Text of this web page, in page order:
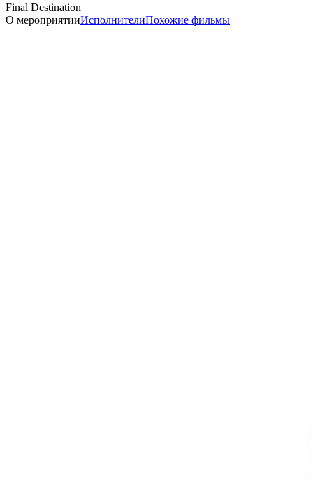
Final Destination
О мероприятииИсполнителиПохожие фильмы